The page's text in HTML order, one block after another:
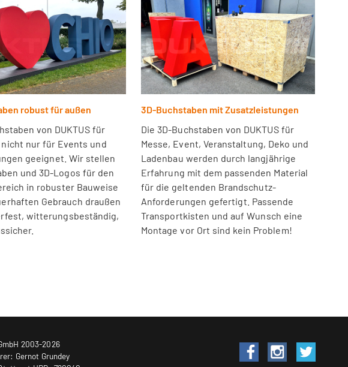
robust für außen
von DUKTUS für
nur für Events und
geeignet. Wir stellen
und 3D-Logos für den
in robuster Bauweise
Gebrauch draußen
witterungsbeständig,
3D-Buchstaben mit Zusatzleistungen
Die 3D-Buchstaben von DUKTUS für
Messe, Event, Veranstaltung, Deko und
Ladenbau werden durch langjährige
Erfahrung mit dem passenden Material
für die geltenden Brandschutz-
Anforderungen gefertigt. Passende
Transportkisten und auf Wunsch eine
Montage vor Ort sind kein Problem!
2003-2026
Gernot Grundey